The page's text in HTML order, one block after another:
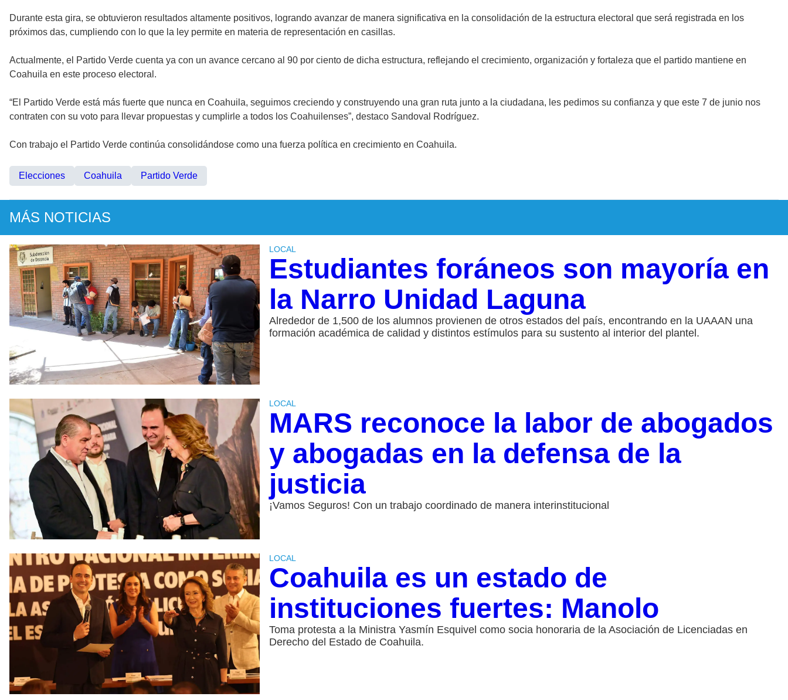
Durante esta gira, se obtuvieron resultados altamente positivos, logrando avanzar de manera significativa en la consolidación de la estructura electoral que será registrada en los
próximos das, cumpliendo con lo que la ley permite en materia de representación en casillas.
Actualmente, el Partido Verde cuenta ya con un avance cercano al 90 por ciento de dicha estructura, reflejando el crecimiento, organización y fortaleza que el partido mantiene en
Coahuila en este proceso electoral.
“El Partido Verde está más fuerte que nunca en Coahuila, seguimos creciendo y construyendo una gran ruta junto a la ciudadana, les pedimos su confianza y que este 7 de junio nos
contraten con su voto para llevar propuestas y cumplirle a todos los Coahuilenses”, destaco Sandoval Rodríguez.
Con trabajo el Partido Verde continúa consolidándose como una fuerza política en crecimiento en Coahuila.
Elecciones Coahuila Partido Verde
MÁS NOTICIAS
LOCAL
Estudiantes foráneos son mayoría en
la Narro Unidad Laguna
Alrededor de 1,500 de los alumnos provienen de otros estados del país, encontrando en la UAAAN una
formación académica de calidad y distintos estímulos para su sustento al interior del plantel.
LOCAL
MARS reconoce la labor de abogados
y abogadas en la defensa de la
justicia
¡Vamos Seguros! Con un trabajo coordinado de manera interinstitucional
LOCAL
Coahuila es un estado de
instituciones fuertes: Manolo
Toma protesta a la Ministra Yasmín Esquivel como socia honoraria de la Asociación de Licenciadas en
Derecho del Estado de Coahuila.